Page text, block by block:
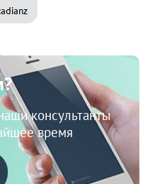
консультанты
время